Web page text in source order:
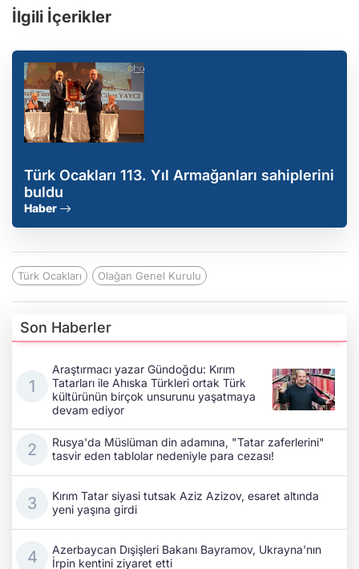
İlgili İçerikler
Türk Ocakları 113. Yıl Armağanları sahiplerini
buldu
Haber
Türk Ocakları Olağan Genel Kurulu
Son Haberler
Araştırmacı yazar Gündoğdu: Kırım
Tatarları ile Ahıska Türkleri ortak Türk
kültürünün birçok unsurunu yaşatmaya
devam ediyor
Rusya'da Müslüman din adamına, "Tatar zaferlerini"
tasvir eden tablolar nedeniyle para cezası!
Kırım Tatar siyasi tutsak Aziz Azizov, esaret altında
yeni yaşına girdi
Azerbaycan Dışişleri Bakanı Bayramov, Ukrayna'nın
İrpin kentini ziyaret etti